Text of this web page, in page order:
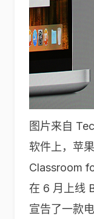
图片来自
软件上，苹
Classroom
在 6 月上线
宣告了一款